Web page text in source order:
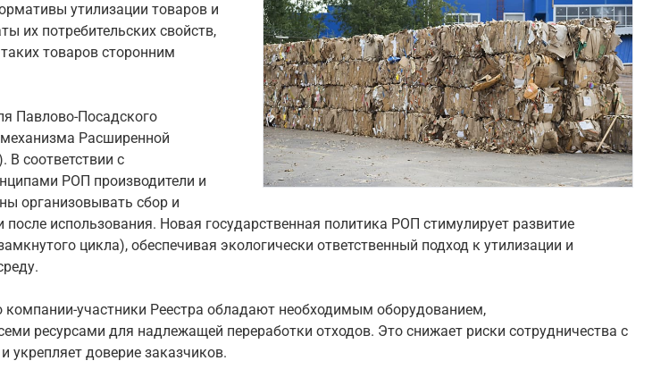
утилизации товаров и
их потребительских свойств,
товаров сторонним
Павлово-Посадского
Расширенной
В соответствии с
РОП производители и
организовывать сбор и
после использования. Новая государственная политика РОП стимулирует развитие
цикла), обеспечивая экологически ответственный подход к утилизации и
компании-участники Реестра обладают необходимым оборудованием,
ресурсами для надлежащей переработки отходов. Это снижает риски сотрудничества с
доверие заказчиков.